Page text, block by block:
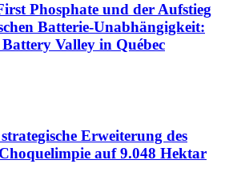
Phosphate und der Aufstieg
Batterie-Unabhängigkeit:
Valley in Québec
Erweiterung des
auf 9.048 Hektar